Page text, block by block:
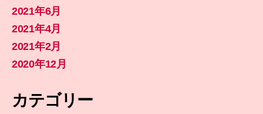
2021年6月
2021年4月
2021年2月
2020年12月
カテゴリー